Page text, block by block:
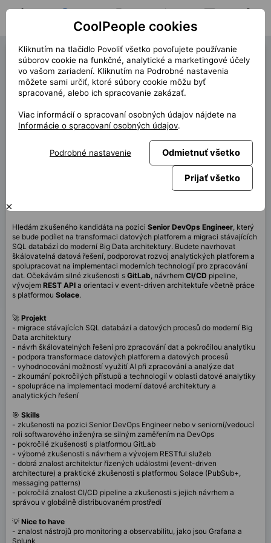
Hľadať pozíciu Moja pozícia Notifikácie
DevOps Engineer (42976)
« späť
Miesto
Start (dĺžka)
8/2026 (12m)
Home office
60%
Hledám zkušeného kandidáta na pozici Senior DevOps Engineer, který
se bude podílet na transformaci datových platforem a migraci stávajících
SQL databází do moderní Big Data architektury. Budete navrhovat
škálovatelná datová řešení, podporovat rozvoj analytických platforem a
spolupracovat na implementaci moderních technologií pro zpracování
dat. Očekávám silné zkušenosti s GitLab, návrhem CI/CD pipeline,
vývojem REST API a orientaci v event-driven architektuře včetně práce
s platformou Solace.
🚀 Projekt
- migrace stávajících SQL databází a datových procesů do moderní Big
Data architektury
- návrh škálovatelných řešení pro zpracování dat a pokročilou analytiku
- podpora transformace datových platforem a datových procesů
- vyhodnocování možností využití AI při zpracování a analýze dat
- zkoumání pokročilých přístupů a technologií v oblasti datové analytiky
- spolupráce na implementaci moderní datové architektury a
analytických řešení
🎯 Skills
- zkušenosti na pozici Senior DevOps Engineer nebo v seniorní/vedoucí
roli softwarového inženýra se silným zaměřením na DevOps
- pokročilé zkušenosti s platformou GitLab
- výborné zkušenosti s návrhem a vývojem RESTful služeb
- dobrá znalost architektur řízených událostmi (event-driven
architecture) a praktické zkušenosti s platformou Solace (PubSub+,
messaging patterns)
- pokročilá znalost CI/CD pipeline a zkušenosti s jejich návrhem a
správou v globálně distribuovaném prostředí
💡 Nice to have
- znalost nástrojů pro monitoring a observabilitu, jako jsou Grafana a
Splunk
CoolPeople cookies
Kliknutím na tlačidlo Povoliť všetko povoľujete používanie
súborov cookie na funkčné, analytické a marketingové účely
vo vašom zariadení. Kliknutím na Podrobné nastavenia
môžete sami určiť, ktoré súbory cookie môžu byť
spracované, alebo ich spracovanie zakázať.
Viac informácií o spracovaní osobných údajov nájdete na
Informácie o spracovaní osobných údajov.
Podrobné nastavenie Odmietnuť všetko
Prijať všetko